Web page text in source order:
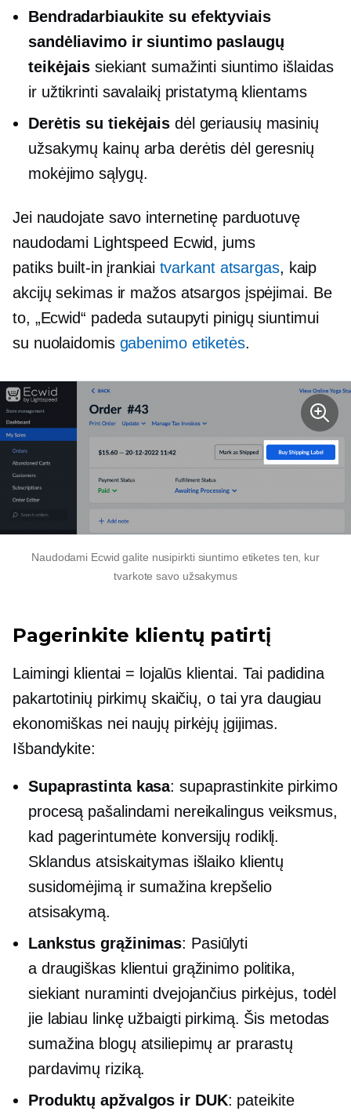
Bendradarbiaukite su efektyviais
sandėliavimo ir siuntimo paslaugų
teikėjais siekiant sumažinti siuntimo išlaidas
ir užtikrinti savalaikį pristatymą klientams
Derėtis su tiekėjais dėl geriausių masinių
užsakymų kainų arba derėtis dėl geresnių
mokėjimo sąlygų.
Jei naudojate savo internetinę parduotuvę
naudodami Lightspeed Ecwid, jums
patiks built-in įrankiai tvarkant atsargas, kaip
akcijų sekimas ir mažos atsargosįspėjimai. Be
to, „Ecwid“ padeda sutaupyti pinigų siuntimui
su nuolaidomis gabenimo etiketės.
Naudodami Ecwid galite nusipirkti siuntimo etiketes ten, kur
tvarkote savo užsakymus
Pagerinkite klientų patirtį
Laimingi klientai = lojalūs klientai. Tai padidina
pakartotinių pirkimų skaičių, o tai yra daugiau
ekonomiškasnei naujų pirkėjų įgijimas.
Išbandykite:
Supaprastinta kasa: supaprastinkite pirkimo
procesą pašalindami nereikalingus veiksmus,
kad pagerintumėte konversijų rodiklį.
Sklandus atsiskaitymas išlaiko klientų
susidomėjimą ir sumažina krepšelio
atsisakymą.
Lankstus grąžinimas: Pasiūlyti
a draugiškas klientuigrąžinimo politika,
siekiant nuraminti dvejojančius pirkėjus, todėl
jie labiau linkę užbaigti pirkimą. Šis metodas
sumažina blogų atsiliepimų ar prarastų
pardavimų riziką.
Produktų apžvalgos ir DUK: pateikite